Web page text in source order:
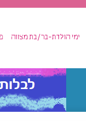
ימי הולדת-בר/בת מצווה